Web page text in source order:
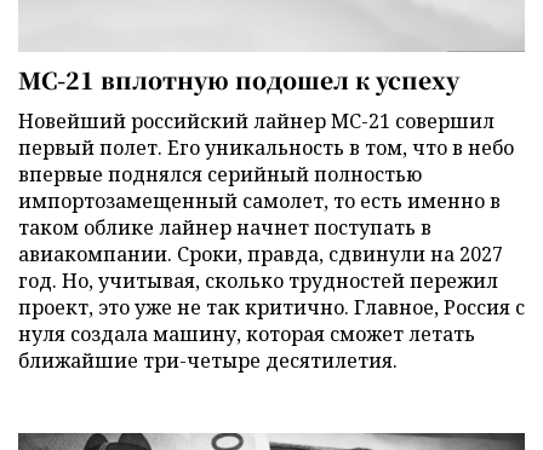
МС-21 вплотную подошел к успеху
Новейший российский лайнер МС-21 совершил
первый полет. Его уникальность в том, что в небо
впервые поднялся серийный полностью
импортозамещенный самолет, то есть именно в
таком облике лайнер начнет поступать в
авиакомпании. Сроки, правда, сдвинули на 2027
год. Но, учитывая, сколько трудностей пережил
проект, это уже не так критично. Главное, Россия с
нуля создала машину, которая сможет летать
ближайшие три-четыре десятилетия.